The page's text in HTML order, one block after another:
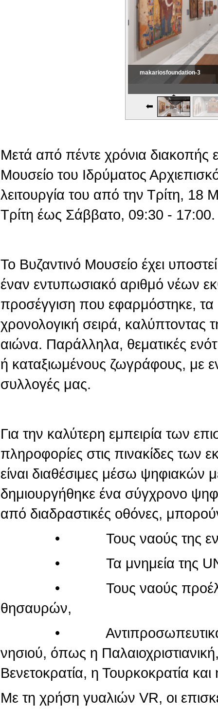
makariosfoundation-3
Μετά από πέντε χρόνια διακοπής
Μουσείο του Ιδρύματος
λειτουργία του από την Τρίτη,
Τρίτη έως Σάββατο, 09:30 - 17:00.
Το Βυζαντινό Μουσείο έχει υποστεί
έναν εντυπωσιακό αριθμό νέων
προσέγγιση που εφαρμόστηκε, τα
χρονολογική σειρά, καλύπτοντας
αιώνα. Παράλληλα, θεματικές
ή καταξιωμένους ζωγράφους, με
συλλογές μας.
Για την καλύτερη εμπειρία των
πληροφορίες στις πινακίδες των
είναι διαθέσιμες μέσω
δημιουργήθηκε ένα σύγχρονο
από διαδραστικές οθόνες,
• Τους ναούς της εντός
• Τα μνημεία της
• Τους ναούς
θησαυρών,
• Αντιπροσωπευτικά
νησιού, όπως η
Βενετοκρατία, η Τουρκοκρατία
Με τη χρήση γυαλιών VR, οι